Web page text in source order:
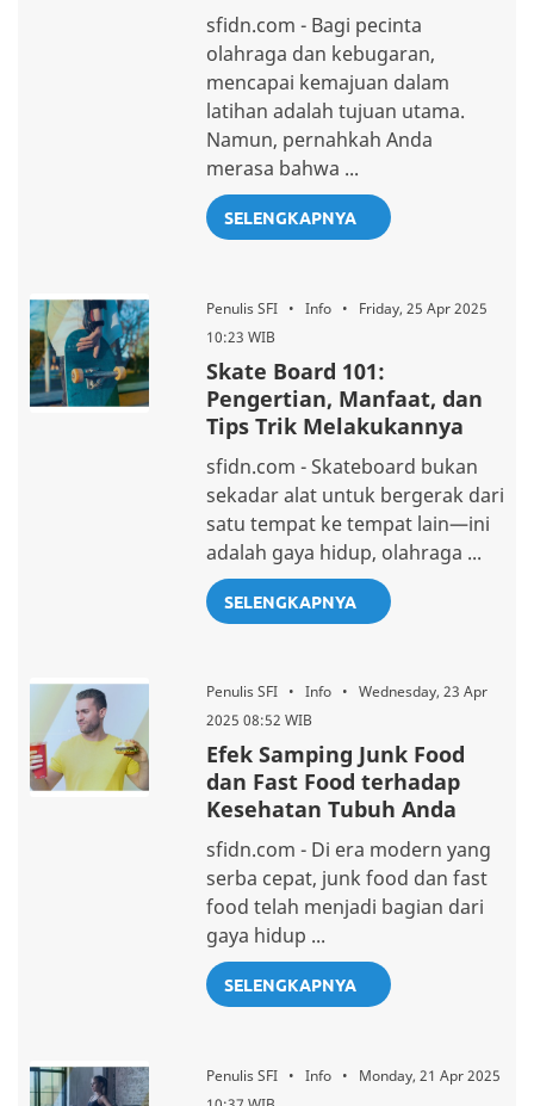
sfidn.com - Bagi pecinta
olahraga dan kebugaran,
mencapai kemajuan dalam
latihan adalah tujuan utama.
Namun, pernahkah Anda
merasa bahwa ...
SELENGKAPNYA
Penulis SFI • Info • Friday, 25 Apr 2025
10:23 WIB
Skate Board 101:
Pengertian, Manfaat, dan
Tips Trik Melakukannya
sfidn.com - Skateboard bukan
sekadar alat untuk bergerak dari
satu tempat ke tempat lain—ini
adalah gaya hidup, olahraga ...
SELENGKAPNYA
Penulis SFI • Info • Wednesday, 23 Apr
2025 08:52 WIB
Efek Samping Junk Food
dan Fast Food terhadap
Kesehatan Tubuh Anda
sfidn.com - Di era modern yang
serba cepat, junk food dan fast
food telah menjadi bagian dari
gaya hidup ...
SELENGKAPNYA
Penulis SFI • Info • Monday, 21 Apr 2025